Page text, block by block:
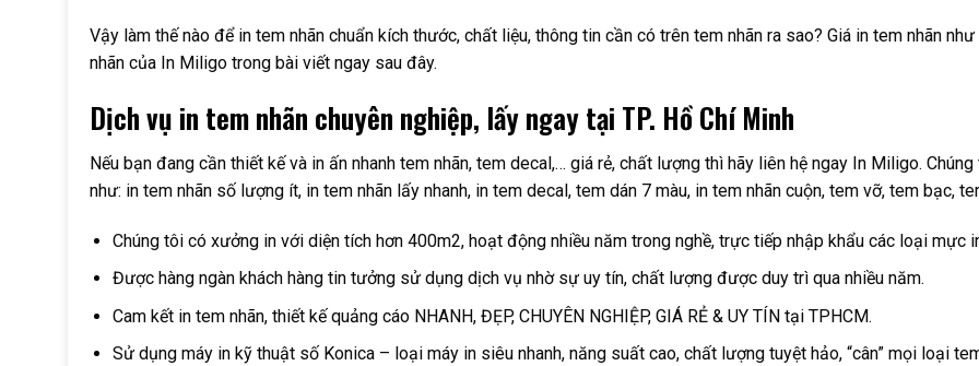
Vậy làm thế nào để in tem nhãn chuẩn kích thước, chất liệu, thông tin cần có trên tem nhãn ra sao? Giá in tem nhãn
nhãn của In Miligo trong bài viết ngay sau đây.
Dịch vụ in tem nhãn chuyên nghiệp, lấy ngay tại TP. Hồ Chí Minh
Nếu bạn đang cần thiết kế và in ấn nhanh tem nhãn, tem decal,… giá rẻ, chất lượng thì hãy liên hệ ngay In Miligo.
như: in tem nhãn số lượng ít, in tem nhãn lấy nhanh, in tem decal, tem dán 7 màu, in tem nhãn cuộn, tem vỡ, tem bạc,
Chúng tôi có xưởng in với diện tích hơn 400m2, hoạt động nhiều năm trong nghề, trực tiếp nhập khẩu các loại mực
Được hàng ngàn khách hàng tin tưởng sử dụng dịch vụ nhờ sự uy tín, chất lượng được duy trì qua nhiều năm.
Cam kết in tem nhãn, thiết kế quảng cáo NHANH, ĐẸP, CHUYÊN NGHIỆP, GIÁ RẺ & UY TÍN tại TPHCM.
Sử dụng máy in kỹ thuật số Konica – loại máy in siêu nhanh, năng suất cao, chất lượng tuyệt hảo, “cân” mọi loại